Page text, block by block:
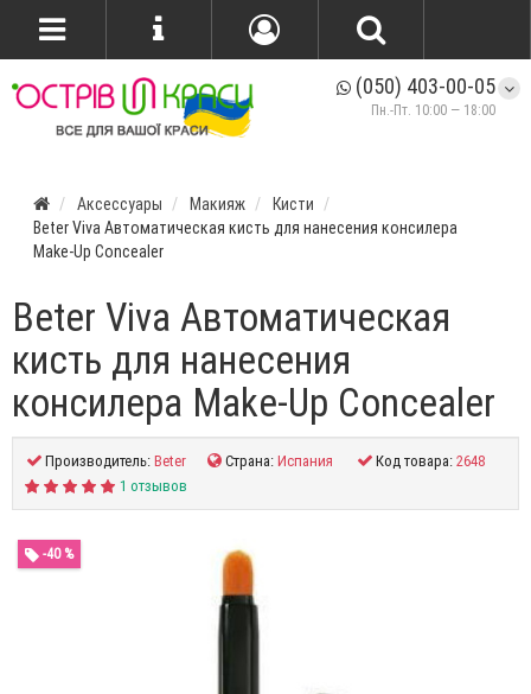
(050) 403-00-05
Пн.-Пт. 10:00 — 18:00
Аксессуары Макияж
Кисти
Beter Viva Автоматическая кисть для нанесения консилера
Make-Up Concealer
Beter Viva Автоматическая
кисть для нанесения
консилера Make-Up Concealer
Производитель:Beter Страна:Испания Код товара:2648
1 отзывов
-40 %